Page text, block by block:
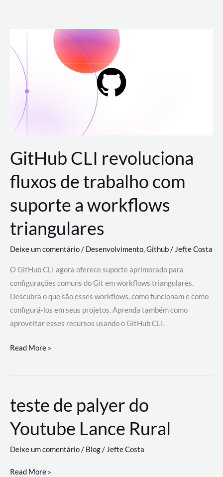
para
conteúdo
GitHub CLI revoluciona
fluxos de trabalho com
suporte a workflows
triangulares
Deixe um comentário/ Desenvolvimento,Github/ Jefte Costa
O GitHub CLI agora oferece suporte aprimorado para
configurações comuns do Git em workflows triangulares.
Descubra o que são esses workflows, como funcionam e como
configurá-los em seus projetos. Aprenda também como
aproveitar esses recursos usando o GitHub CLI.
GitHub
revoluciona
de
trabalho
com
a
workflows
Read More »
teste de palyer do
Youtube Lance Rural
Deixe um comentário/ Blog/ Jefte Costa
teste
Read More »